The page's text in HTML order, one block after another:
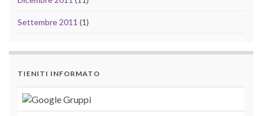
Settembre 2011 (1)
TIENITI INFORMATO